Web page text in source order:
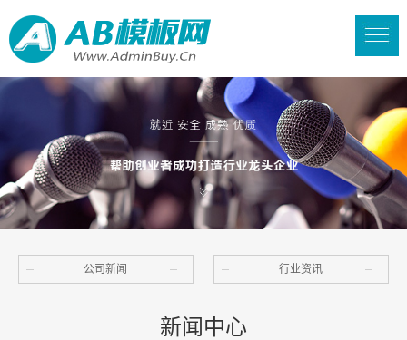
公司新闻 行业资讯
新闻中心